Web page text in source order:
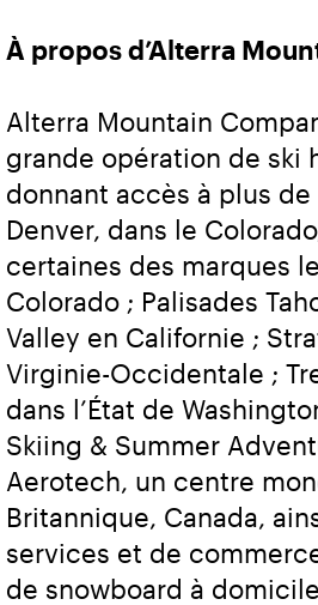
À propos d’Alterra
Alterra Mountain
grande opération de ski
donnant accès à plus
Denver, dans le
certaines des marques
Colorado ; Palisades
Valley en Californie ;
Virginie-Occidentale ;
dans l’État de
Skiing & Summer
Aerotech, un centre
Britannique, Canada,
services et de
de snowboard à